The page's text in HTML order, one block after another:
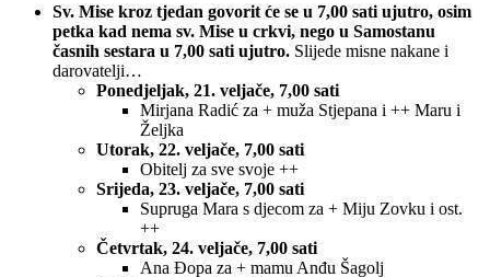
Sv. Mise kroz tjedan govorit će se u 7,00 sati ujutro, osim
petka kad nema sv. Mise u crkvi, nego u Samostanu
časnih sestara u 7,00 sati ujutro. Slijede misne nakane i
darovatelji…
Ponedjeljak, 21. veljače, 7,00 sati
Mirjana Radić za + muža Stjepana i ++ Maru i
Željka
Utorak, 22. veljače, 7,00 sati
Obitelj za sve svoje ++
Srijeda, 23. veljače, 7,00 sati
Supruga Mara s djecom za + Miju Zovku i ost.
++
Četvrtak, 24. veljače, 7,00 sati
Ana Đopa za + mamu Anđu Šagolj